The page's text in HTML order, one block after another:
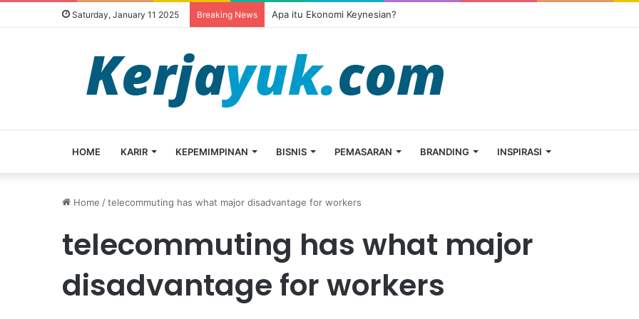
Saturday, January 11 2025 Breaking News Apa itu Ekonomi Keynesian?
HOME KARIR KEPEMIMPINAN BISNIS PEMASARAN BRANDING INSPIRASI
Home /telecommuting has what major disadvantage for workers
telecommuting has what major
disadvantage for workers